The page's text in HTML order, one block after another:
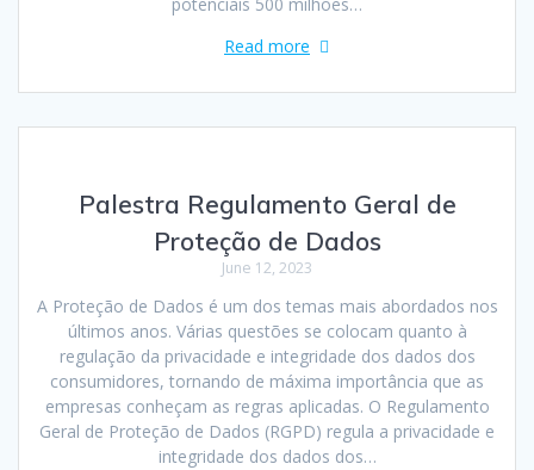
potenciais 500 milhões…
Read more
Palestra Regulamento Geral de
Proteção de Dados
June 12, 2023
A Proteção de Dados é um dos temas mais abordados nos
últimos anos. Várias questões se colocam quanto à
regulação da privacidade e integridade dos dados dos
consumidores, tornando de máxima importância que as
empresas conheçam as regras aplicadas. O Regulamento
Geral de Proteção de Dados (RGPD) regula a privacidade e
integridade dos dados dos…